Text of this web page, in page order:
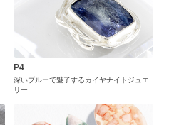
P4
深いブルーで魅了するカイヤナイトジュエ
リー